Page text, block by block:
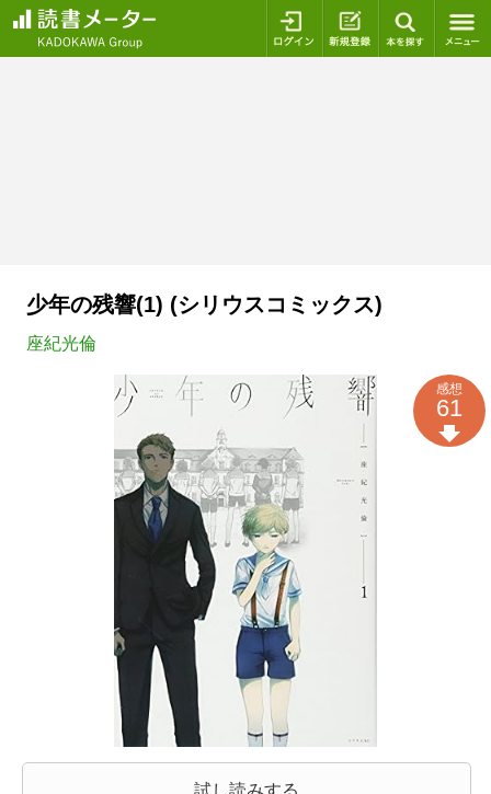
ログイン 新規登録
少年の残響(1) (シリウスコミックス)
座紀光倫
試し読みする
感想
61